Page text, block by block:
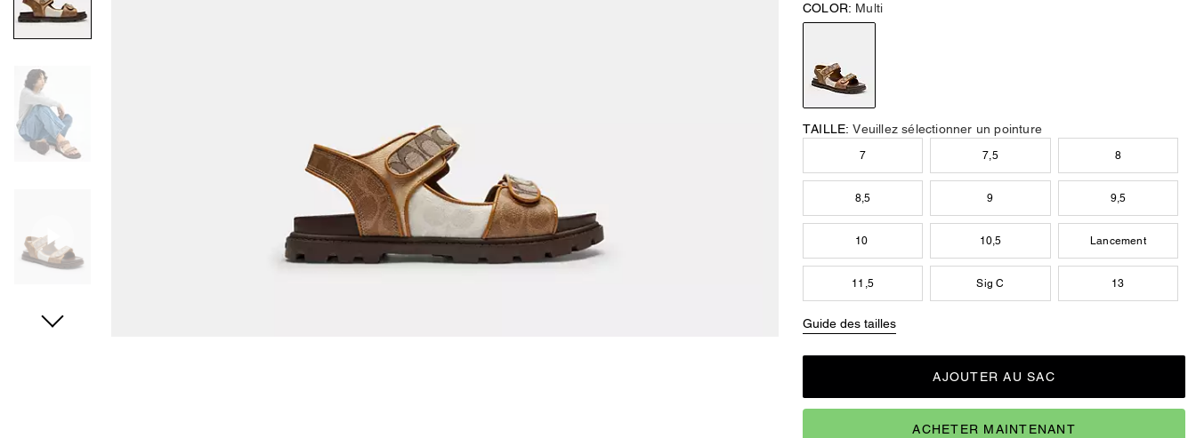
COLOR: Multi
TAILLE: Veuillez sélectionner un pointure
7 7,5 8
8,5 9 9,5
10 10,5 Lancement
11,5 Sig C 13
Guide des tailles
AJOUTER AU SAC
ACHETER MAINTENANT